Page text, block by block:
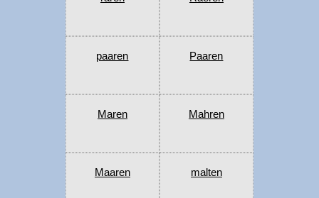
paaren Paaren
Maren Mahren
Maaren malten